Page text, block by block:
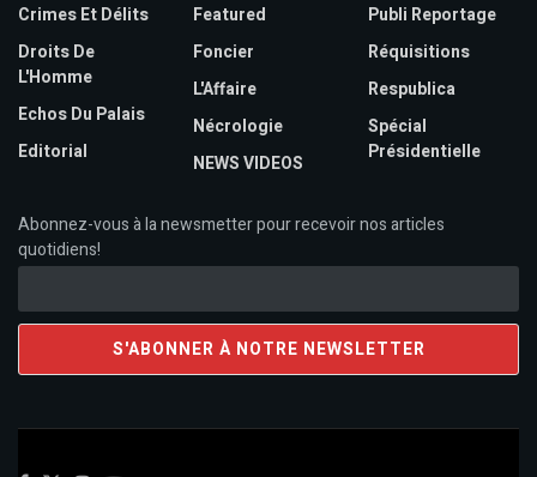
Crimes Et Délits
Droits De
L'Homme
Echos Du Palais
Editorial
Featured
Foncier
L'Affaire
Nécrologie
NEWS VIDEOS
Publi Reportage
Réquisitions
Respublica
Spécial
Présidentielle
Abonnez-vous à la newsmetter pour recevoir nos articles
quotidiens!